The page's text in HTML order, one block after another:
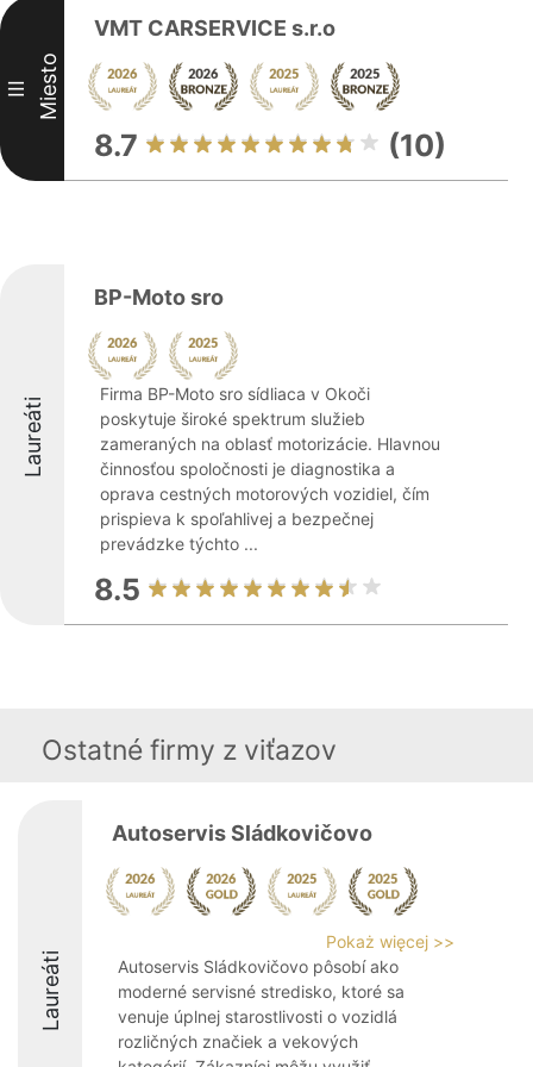
III Miesto
VMT CARSERVICE s.r.o
8.7 (10)
Laureáti
BP-Moto sro
Firma BP-Moto sro sídliaca v Okoči
poskytuje široké spektrum služieb
zameraných na oblasť motorizácie. Hlavnou
činnosťou spoločnosti je diagnostika a
oprava cestných motorových vozidiel, čím
prispieva k spoľahlivej a bezpečnej
prevádzke týchto ...
8.5
Ostatné firmy z viťazov
Laureáti
Autoservis Sládkovičovo
Pokaż więcej >>
Autoservis Sládkovičovo pôsobí ako
moderné servisné stredisko, ktoré sa
venuje úplnej starostlivosti o vozidlá
rozličných značiek a vekových